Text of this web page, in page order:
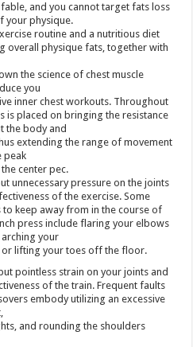
and you cannot target fats loss
your physique.
routine and a nutritious diet
overall physique fats, together with
the science of chest muscle
you
inner chest workouts. Throughout
is placed on bringing the resistance
the body and
extending the range of movement
peak
center pec.
unnecessary pressure on the joints
of the exercise. Some
keep away from in the course of
press include flaring your elbows
your
or lifting your toes off the floor.
pointless strain on your joints and
of the train. Frequent faults
embody utilizing an excessive
and rounding the shoulders